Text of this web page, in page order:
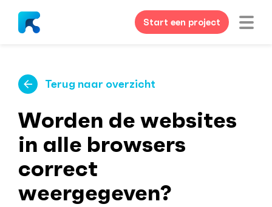
Start een project
Terug naar overzicht
Worden de websites
in alle browsers
correct
weergegeven?